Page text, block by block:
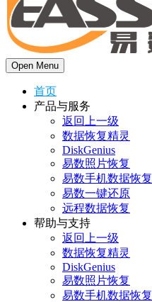
Open Menu
首页
产品与服务
返回上一级
数据恢复精灵
DiskGenius
易数照片恢复
易数手机数据恢复
易数一键还原
远程数据恢复
帮助与支持
返回上一级
数据恢复精灵
DiskGenius
易数照片恢复
易数手机数据恢复